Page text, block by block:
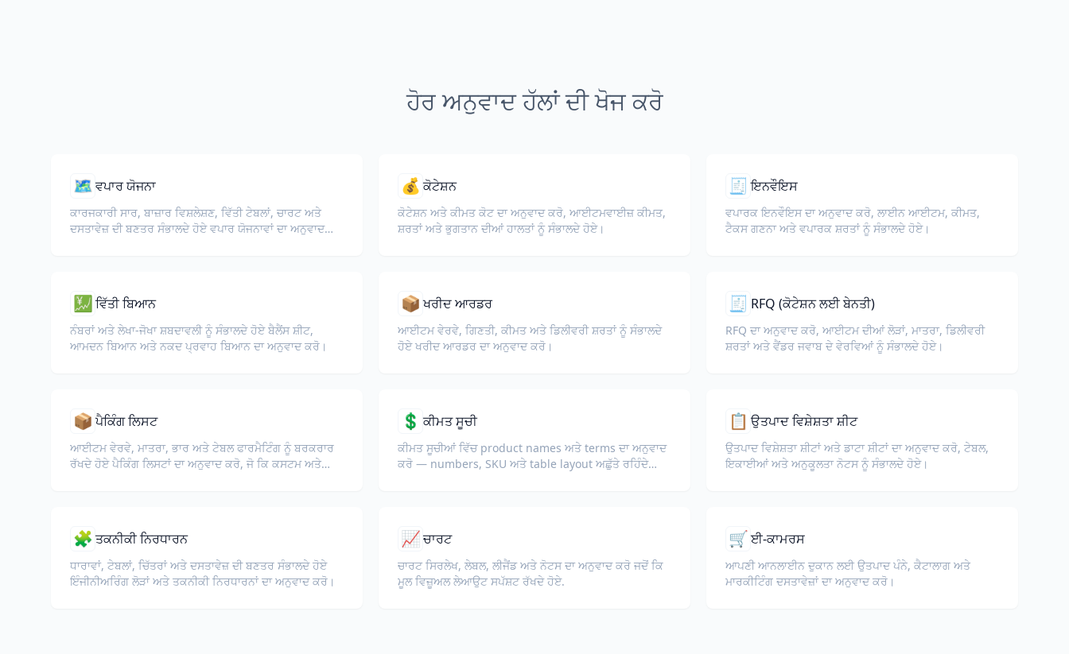
ਹੋਰ ਅਨੁਵਾਦ ਹੱਲਾਂ ਦੀ ਖੋਜ ਕਰੋ
🗺️ ਵਪਾਰ ਯੋਜਨਾ
ਕਾਰਜਕਾਰੀ ਸਾਰ, ਬਾਜ਼ਾਰ ਵਿਸ਼ਲੇਸ਼ਣ, ਵਿੱਤੀ ਟੇਬਲਾਂ, ਚਾਰਟ ਅਤੇ
ਦਸਤਾਵੇਜ਼ ਦੀ ਬਣਤਰ ਸੰਭਾਲਦੇ ਹੋਏ ਵਪਾਰ ਯੋਜਨਾਵਾਂ ਦਾ ਅਨੁਵਾਦ
💰 ਕੋਟੇਸ਼ਨ
ਕੋਟੇਸ਼ਨ ਅਤੇ ਕੀਮਤ ਕੋਟ ਦਾ ਅਨੁਵਾਦ ਕਰੋ, ਆਈਟਮਵਾਈਜ਼ ਕੀਮਤ,
ਸ਼ਰਤਾਂ ਅਤੇ ਭੁਗਤਾਨ ਦੀਆਂ ਹਾਲਤਾਂ ਨੂੰ ਸੰਭਾਲਦੇ ਹੋਏ।
🧾 ਇਨਵੌਇਸ
ਵਪਾਰਕ ਇਨਵੌਇਸ ਦਾ ਅਨੁਵਾਦ ਕਰੋ, ਲਾਈਨ ਆਈਟਮ, ਕੀਮਤ,
ਟੈਕਸ ਗਣਨਾ ਅਤੇ ਵਪਾਰਕ ਸ਼ਰਤਾਂ ਨੂੰ ਸੰਭਾਲਦੇ ਹੋਏ।
💹 ਵਿੱਤੀ ਬਿਆਨ
ਨੰਬਰਾਂ ਅਤੇ ਲੇਖਾ-ਜੋਖਾ ਸ਼ਬਦਾਵਲੀ ਨੂੰ ਸੰਭਾਲਦੇ ਹੋਏ ਬੈਲੈਂਸ ਸ਼ੀਟ,
ਆਮਦਨ ਬਿਆਨ ਅਤੇ ਨਕਦ ਪ੍ਰਵਾਹ ਬਿਆਨ ਦਾ ਅਨੁਵਾਦ ਕਰੋ।
📦 ਖਰੀਦ ਆਰਡਰ
ਆਈਟਮ ਵੇਰਵੇ, ਗਿਣਤੀ, ਕੀਮਤ ਅਤੇ ਡਿਲੀਵਰੀ ਸ਼ਰਤਾਂ ਨੂੰ ਸੰਭਾਲਦੇ
ਹੋਏ ਖਰੀਦ ਆਰਡਰ ਦਾ ਅਨੁਵਾਦ ਕਰੋ।
🧾 RFQ (ਕੋਟੇਸ਼ਨ ਲਈ ਬੇਨਤੀ)
RFQ ਦਾ ਅਨੁਵਾਦ ਕਰੋ, ਆਈਟਮ ਦੀਆਂ ਲੋੜਾਂ, ਮਾਤਰਾ, ਡਿਲੀਵਰੀ
ਸ਼ਰਤਾਂ ਅਤੇ ਵੈਂਡਰ ਜਵਾਬ ਦੇ ਵੇਰਵਿਆਂ ਨੂੰ ਸੰਭਾਲਦੇ ਹੋਏ।
📦 ਪੈਕਿੰਗ ਲਿਸਟ
ਆਈਟਮ ਵੇਰਵੇ, ਮਾਤਰਾ, ਭਾਰ ਅਤੇ ਟੇਬਲ ਫਾਰਮੈਟਿੰਗ ਨੂੰ ਬਰਕਰਾਰ
ਰੱਖਦੇ ਹੋਏ ਪੈਕਿੰਗ ਲਿਸਟਾਂ ਦਾ ਅਨੁਵਾਦ ਕਰੋ, ਜੋ ਕਿ ਕਸਟਮ ਅਤੇ
💲 ਕੀਮਤ ਸੂਚੀ
ਕੀਮਤ ਸੂਚੀਆਂ ਵਿੱਚ product names ਅਤੇ terms ਦਾ ਅਨੁਵਾਦ
ਕਰੋ — numbers, SKU ਅਤੇ table layout ਅਛੁੱਤੇ ਰਹਿੰਦੇ
📋 ਉਤਪਾਦ ਵਿਸ਼ੇਸ਼ਤਾ ਸ਼ੀਟ
ਉਤਪਾਦ ਵਿਸ਼ੇਸ਼ਤਾ ਸ਼ੀਟਾਂ ਅਤੇ ਡਾਟਾ ਸ਼ੀਟਾਂ ਦਾ ਅਨੁਵਾਦ ਕਰੋ, ਟੇਬਲ,
ਇਕਾਈਆਂ ਅਤੇ ਅਨੁਕੂਲਤਾ ਨੋਟਸ ਨੂੰ ਸੰਭਾਲਦੇ ਹੋਏ।
🧩 ਤਕਨੀਕੀ ਨਿਰਧਾਰਨ
ਧਾਰਾਵਾਂ, ਟੇਬਲਾਂ, ਚਿੱਤਰਾਂ ਅਤੇ ਦਸਤਾਵੇਜ਼ ਦੀ ਬਣਤਰ ਸੰਭਾਲਦੇ ਹੋਏ
ਇੰਜੀਨੀਅਰਿੰਗ ਲੋੜਾਂ ਅਤੇ ਤਕਨੀਕੀ ਨਿਰਧਾਰਨਾਂ ਦਾ ਅਨੁਵਾਦ ਕਰੋ।
📈ਚਾਰਟ
ਚਾਰਟ ਸਿਰਲੇਖ, ਲੇਬਲ, ਲੀਜੈਂਡ ਅਤੇ ਨੋਟਸ ਦਾ ਅਨੁਵਾਦ ਕਰੋ ਜਦੋਂ ਕਿ
ਮੂਲ ਵਿਜ਼ੂਅਲ ਲੇਆਉਟ ਸਪੱਸ਼ਟ ਰੱਖਦੇ ਹੋਏ.
🛒ਈ-ਕਾਮਰਸ
ਆਪਣੀ ਆਨਲਾਈਨ ਦੁਕਾਨ ਲਈ ਉਤਪਾਦ ਪੰਨੇ, ਕੈਟਾਲਾਗ ਅਤੇ
ਮਾਰਕੀਟਿੰਗ ਦਸਤਾਵੇਜ਼ਾਂ ਦਾ ਅਨੁਵਾਦ ਕਰੋ।